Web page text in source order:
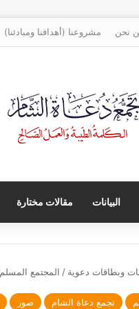
نحن مشروعنا (أهدافنا ومبادئنا)
البيانات مقالات مختارة
وبطاقات دعوية / المجتمع المسلم
تجمع دعاة الشام صور